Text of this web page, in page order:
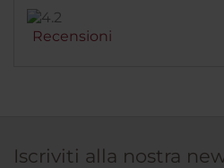
Recensioni
Iscriviti alla nostra